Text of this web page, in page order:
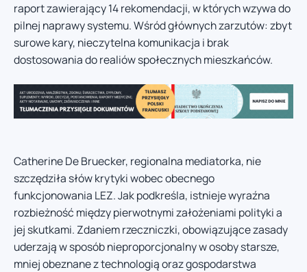
raport zawierający 14 rekomendacji, w których wzywa do
pilnej naprawy systemu. Wśród głównych zarzutów: zbyt
surowe kary, nieczytelna komunikacja i brak
dostosowania do realiów społecznych mieszkańców.
Catherine De Bruecker, regionalna mediatorka, nie
szczędziła słów krytyki wobec obecnego
funkcjonowania LEZ. Jak podkreśla, istnieje wyraźna
rozbieżność między pierwotnymi założeniami polityki a
jej skutkami. Zdaniem rzeczniczki, obowiązujące zasady
uderzają w sposób nieproporcjonalny w osoby starsze,
mniej obeznane z technologią oraz gospodarstwa